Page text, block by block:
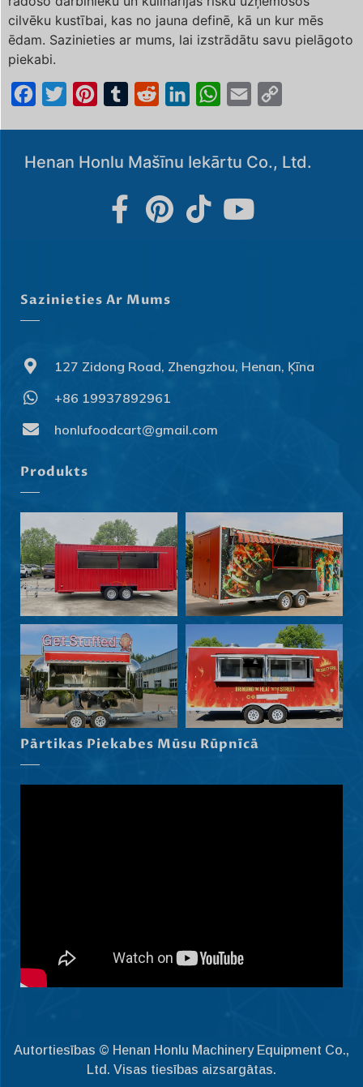
cilvēku kustībai, kas no jauna definē, kā un kur mēs
ēdam. Sazinieties ar mums, lai izstrādātu savu pielāgoto
piekabi.
Facebook
Twitter PinterestTumblrReddit LinkedInWhatsApp
Email
Henan Honlu Mašīnu Iekārtu Co., Ltd.
Sazinieties Ar Mums
127 Zidong Road, Zhengzhou, Henan, Ķīna
+86 19937892961
honlufoodcart@gmail.com
Produkts
Pārtikas Piekabes Mūsu Rūpnīcā
Autortiesības © Henan Honlu Machinery Equipment Co.,
Ltd. Visas tiesības aizsargātas.
Português
العربية
Nederlands
Српски језик
Norsk nynorsk
Maori
Eesti
Български
Nederlands (België)
हिन्दी
Norsk bokmål
Slovenčina